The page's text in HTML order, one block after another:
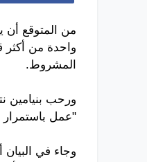
واحدة من أكثر
المشروط.
ورحب بنيامين
"عمل باستمرار
وجاء في